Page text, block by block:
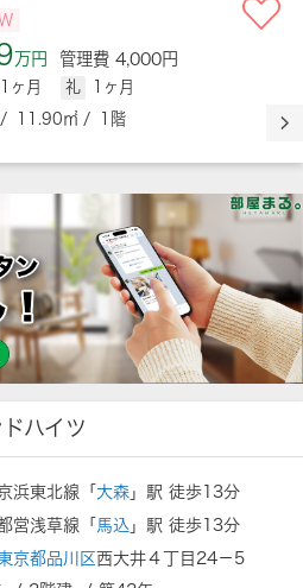
万円 管理費 4,000円
1ヶ月 礼
1ヶ月
/ 11.90㎡ / 1階
ハイツ
浜東北線「 大森 」駅 徒歩13分
営浅草線「 馬込 」駅 徒歩13分
京都品川区西大井４丁目24－5